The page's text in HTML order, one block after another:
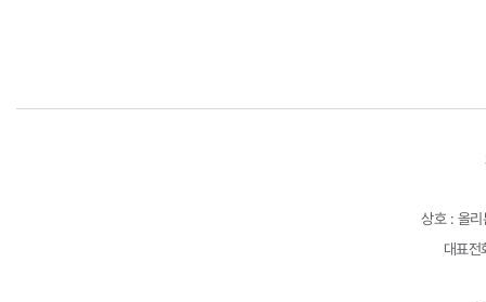
상호 : 올리
대표